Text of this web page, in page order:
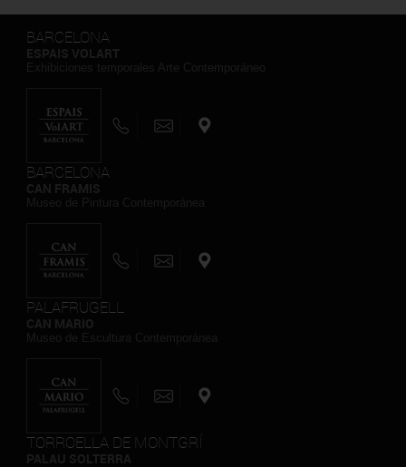
BARCELONA
BARCELONA
PALAFRUGELL
TORROELLA DE MONTGRÍ